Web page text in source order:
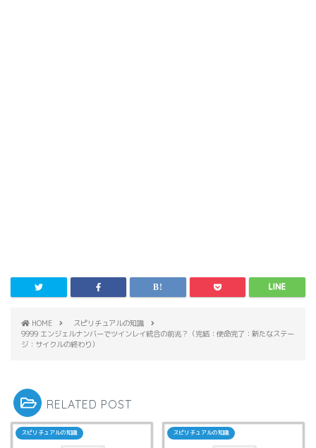
HOME
スピリチュアルの知識
9999 エンジェルナンバーでツインレイ統合の前兆？（完結：使命完了：新たなステー
ジ：サイクルの終わり）
RELATED POST
スピリチュアルの知識 スピリチュアルの知識